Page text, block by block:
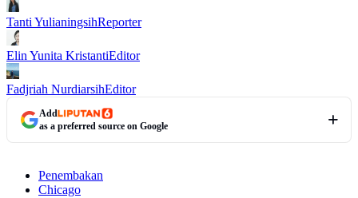
Tanti YulianingsihReporter
Elin Yunita KristantiEditor
Fadjriah NurdiarsihEditor
Add
as a preferred source on Google
Penembakan
Chicago